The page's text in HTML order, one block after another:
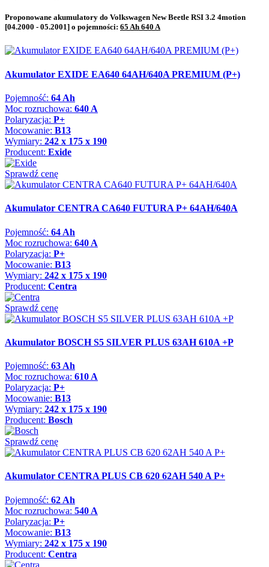
Proponowane akumulatory do Volkswagen New Beetle RSI 3.2 4motion
[04.2000 - 05.2001] o pojemności: 65 Ah 640 A
Akumulator EXIDE EA640 64AH/640A PREMIUM (P+)
Pojemność: 64 Ah
Moc rozruchowa: 640 A
Polaryzacja: P+
Mocowanie: B13
Wymiary: 242 x 175 x 190
Producent: Exide
Sprawdź cenę
Akumulator CENTRA CA640 FUTURA P+ 64AH/640A
Pojemność: 64 Ah
Moc rozruchowa: 640 A
Polaryzacja: P+
Mocowanie: B13
Wymiary: 242 x 175 x 190
Producent: Centra
Sprawdź cenę
Akumulator BOSCH S5 SILVER PLUS 63AH 610A +P
Pojemność: 63 Ah
Moc rozruchowa: 610 A
Polaryzacja: P+
Mocowanie: B13
Wymiary: 242 x 175 x 190
Producent: Bosch
Sprawdź cenę
Akumulator CENTRA PLUS CB 620 62AH 540 A P+
Pojemność: 62 Ah
Moc rozruchowa: 540 A
Polaryzacja: P+
Mocowanie: B13
Wymiary: 242 x 175 x 190
Producent: Centra